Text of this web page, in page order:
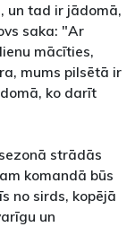
un tad ir jādomā,
saka: "Ar
mācīties,
mums pilsētā ir
ko darīt
strādās
komandā būs
no sirds, kopējā
un